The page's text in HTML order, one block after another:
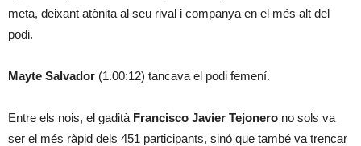
meta, deixant atònita al seu rival i companya en el més alt del
podi.
Mayte Salvador (1.00:12) tancava el podi femení.
Entre els nois, el gadità Francisco Javier Tejonero no sols va
ser el més ràpid dels 451 participants, sinó que també va trencar